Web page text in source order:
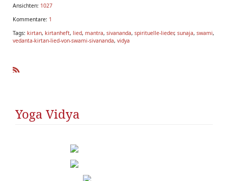
Ansichten: 1027
Kommentare: 1
Tags: kirtan, kirtanheft, lied, mantra, sivananda, spirituelle-lieder, sunaja, swami,
vedanta-kirtan-lied-von-swami-sivananda, vidya
Yoga Vidya